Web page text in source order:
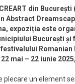
din
Abstract
expoziția este
București
mai – 22 iunie 2025,
plecare un element